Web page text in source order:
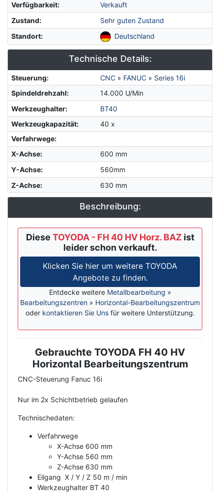
Verfügbarkeit:
Verkauft
Zustand:
Sehr guten Zustand
Standort: Deutschland
Technische Details:
Steuerung: CNC» FANUC» Series 16i
Spindeldrehzahl:
14.000 U/Min
Werkzeughalter:
BT40
Werkzeugkapazität:
40 x
Verfahrwege:
X-Achse:
600 mm
Y-Achse:
560mm
Z-Achse: 630 mm
Beschreibung:
Diese TOYODA - FH 40 HV Horz. BAZ ist
leider schon verkauft.
Klicken Sie hier um weitere TOYODA
Angebote zu finden.
Entdecke weitere Metallbearbeitung »
Bearbeitungszentren » Horizontal-Bearbeitungszentrum
oder kontaktieren Sie Unsfür weitere Unterstützung.
Description
Gebrauchte TOYODA FH 40 HV
Horizontal Bearbeitungszentrum
CNC-Steuerung Fanuc 16i
Nur im 2x Schichtbetrieb gelaufen
Technischedaten:
Verfahrwege
X-Achse 600 mm
Y-Achse 560 mm
Z-Achse 630 mm
Eilgang X / Y / Z 50 m / min
Werkzeughalter BT 40